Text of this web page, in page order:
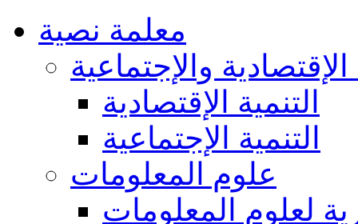
معلمة نصية
الإقتصادية والإجتماعية
التنمية الإقتصادية
التنمية الإجتماعية
علوم المعلومات
لعلوم المعلومات